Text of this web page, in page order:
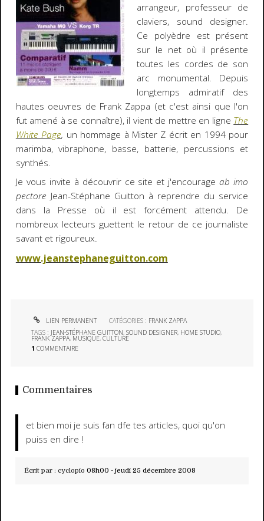
arrangeur, professeur de
claviers, sound designer.
Ce polyèdre est présent
sur le net où il présente
toutes les cordes de son
arc monumental. Depuis
longtemps admiratif des
hautes oeuvres de Frank Zappa (et c'est ainsi que l'on
fut amené à se connaître), il vient de mettre en ligne The
White Page, un hommage à Mister Z écrit en 1994 pour
marimba, vibraphone, basse, batterie, percussions et
synthés.
Je vous invite à découvrir ce site et j'encourageab imo
pectore Jean-Stéphane Guitton à reprendre du service
dans la Presse où il est forcément attendu. De
nombreux lecteurs guettent le retour de ce journaliste
savant et rigoureux.
www.jeanstephaneguitton.com
LIEN PERMANENT CATÉGORIES : FRANK ZAPPA
TAGS : JEAN-STÉPHANE GUITTON,SOUND DESIGNER, HOME STUDIO,
FRANK ZAPPA, MUSIQUE,CULTURE
1 COMMENTAIRE
Commentaires
et bien moi je suis fan dfe tes articles, quoi qu'on
puiss en dire !
Écrit par : cyclopio 08h00 - jeudi 25 décembre 2008